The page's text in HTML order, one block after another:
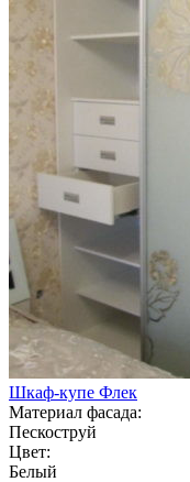
Шкаф-купе Флек
Материал фасада:
Пескоструй
Цвет:
Белый